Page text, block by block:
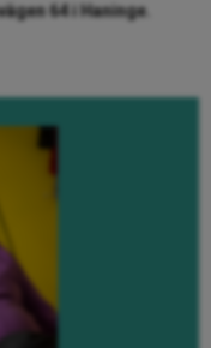
64 i Haninge.